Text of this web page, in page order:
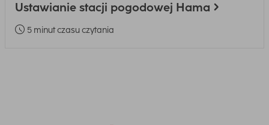
Ustawianie stacji pogodowej Hama
5 minut czasu czytania